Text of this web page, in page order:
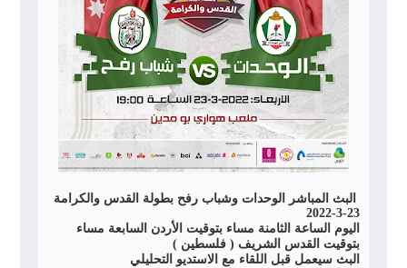
البث المباشر الوحدات وشباب رفح بطولة القدس والكرامة
23-3-2022
اليوم الساعة الثامنة مساء بتوقيت الأردن السابعة مساء
بتوقيت القدس الشريف ( فلسطين )
البث سيعمل قبل اللقاء مع الاستديو التحليلي